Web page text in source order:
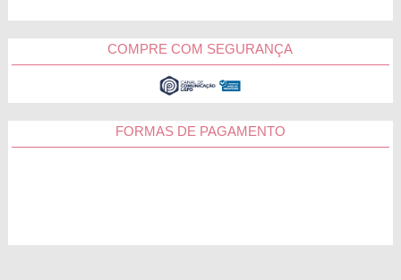
COMPRE COM SEGURANÇA
FORMAS DE PAGAMENTO